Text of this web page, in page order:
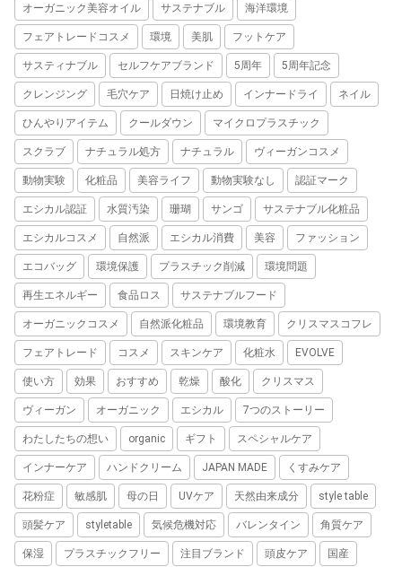
オーガニック美容オイル サステナブル 海洋環境
フェアトレードコスメ 環境 美肌 フットケア
サスティナブル セルフケアブランド 5周年 5周年記念
クレンジング 毛穴ケア 日焼け止め インナードライ ネイル
ひんやりアイテム クールダウン マイクロプラスチック
スクラブ ナチュラル処方 ナチュラル ヴィーガンコスメ
動物実験 化粧品 美容ライフ 動物実験なし 認証マーク
エシカル認証 水質汚染 珊瑚 サンゴ サステナブル化粧品
エシカルコスメ 自然派 エシカル消費 美容 ファッション
エコバッグ 環境保護 プラスチック削減 環境問題
再生エネルギー 食品ロス サステナブルフード
オーガニックコスメ 自然派化粧品 環境教育 クリスマスコフレ
フェアトレード コスメ スキンケア 化粧水 EVOLVE
使い方 効果 おすすめ 乾燥 酸化 クリスマス
ヴィーガン オーガニック エシカル 7つのストーリー
わたしたちの想い organic ギフト スペシャルケア
インナーケア ハンドクリーム JAPAN MADE くすみケア
花粉症 敏感肌 母の日 UVケア 天然由来成分 style table
頭髪ケア styletable 気候危機対応 バレンタイン 角質ケア
保湿 プラスチックフリー 注目ブランド 頭皮ケア 国産